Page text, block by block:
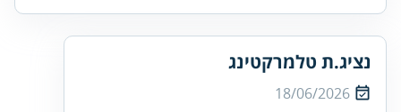
נציג.ת טלמרקטינג
18/06/2026